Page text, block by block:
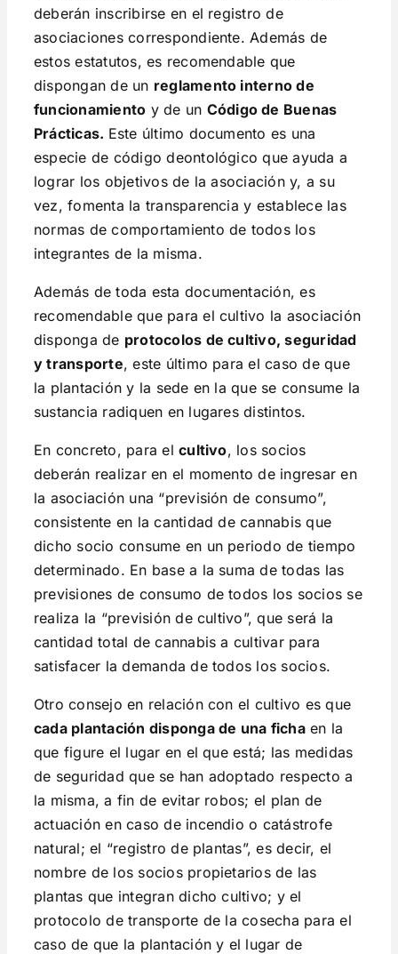
deberán inscribirse en el registro de
asociaciones correspondiente. Además de
estos estatutos, es recomendable que
dispongan de un reglamento interno de
funcionamiento y de un Código de Buenas
Prácticas. Este último documento es una
especie de código deontológico que ayuda a
lograr los objetivos de la asociación y, a su
vez, fomenta la transparencia y establece las
normas de comportamiento de todos los
integrantes de la misma.
Además de toda esta documentación, es
recomendable que para el cultivo la asociación
disponga de protocolos de cultivo, seguridad
y transporte, este último para el caso de que
la plantación y la sede en la que se consume la
sustancia radiquen en lugares distintos.
En concreto, para elcultivo, los socios
deberán realizar en el momento de ingresar en
la asociación una “previsión de consumo”,
consistente en la cantidad de cannabis que
dicho socio consume en un periodo de tiempo
determinado. En base a la suma de todas las
previsiones de consumo de todos los socios se
realiza la “previsión de cultivo”, que será la
cantidad total de cannabis a cultivar para
satisfacer la demanda de todos los socios.
Otro consejo en relación con el cultivo es que
cada plantación disponga de una fichaen la
que figure el lugar en el que está; las medidas
de seguridad que se han adoptado respecto a
la misma, a fin de evitar robos; el plan de
actuación en caso de incendio o catástrofe
natural; el “registro de plantas”, es decir, el
nombre de los socios propietarios de las
plantas que integran dicho cultivo; y el
protocolo de transporte de la cosecha para el
caso de que la plantación y el lugar de